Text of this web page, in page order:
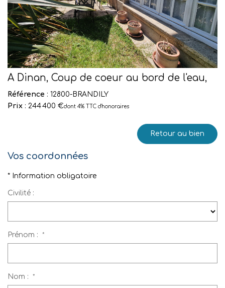
A Dinan, Coup de coeur au bord de l'eau,
Référence : 12800-BRANDILY
Prix : 244 400 €dont 4% TTC d'honoraires
Retour au bien
Vos coordonnées
* Information obligatoire
Civilité :
Prénom : *
Nom : *